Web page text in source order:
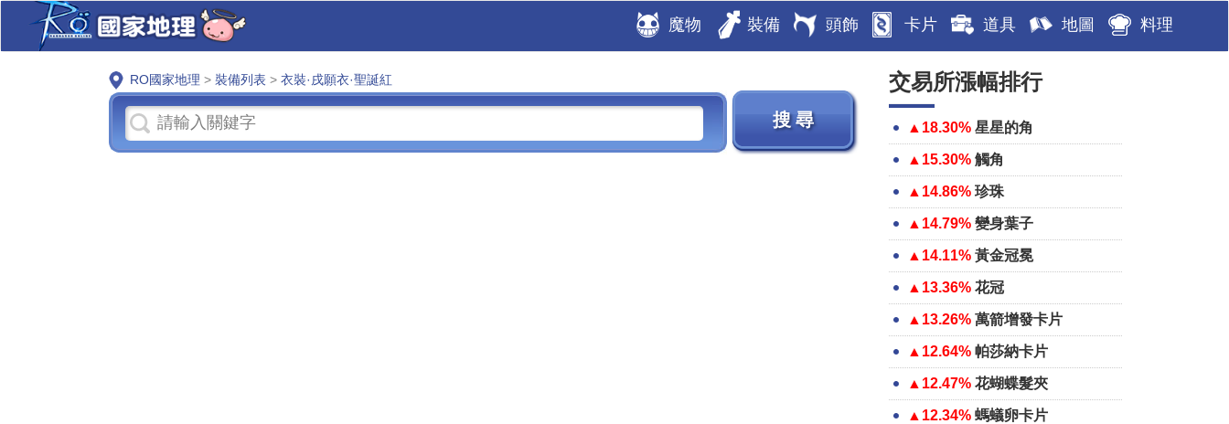
魔物 裝備 頭飾 卡片 道具 地圖 料理
RO國家地理 > 裝備列表 > 衣裝·戌願衣·聖誕紅 交易所漲幅排行
▲18.30% 星星的角
▲15.30% 觸角
▲14.86% 珍珠
▲14.79% 變身葉子
▲14.11% 黃金冠冕
▲13.36% 花冠
▲13.26% 萬箭增發卡片
▲12.64% 帕莎納卡片
▲12.47% 花蝴蝶髮夾
▲12.34% 螞蟻卵卡片